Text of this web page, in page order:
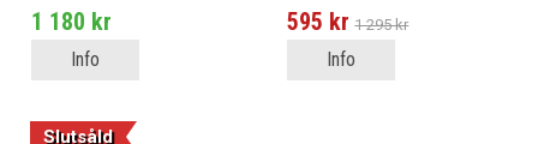
1 180 kr
Info
595 kr 1 295 kr
Info
Slutsåld